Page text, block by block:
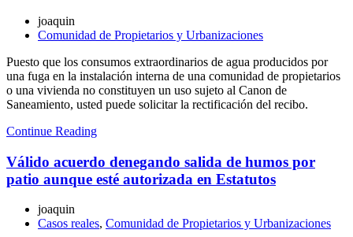
joaquin
Comunidad de Propietarios y Urbanizaciones
Puesto que los consumos extraordinarios de agua producidos por
una fuga en la instalación interna de una comunidad de propietarios
o una vivienda no constituyen un uso sujeto al Canon de
Saneamiento, usted puede solicitar la rectificación del recibo.
Continue Reading
Válido acuerdo denegando salida de humos por
patio aunque esté autorizada en Estatutos
joaquin
Casos reales, Comunidad de Propietarios y Urbanizaciones